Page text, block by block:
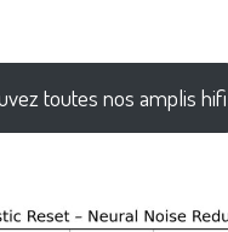
toutes nos amplis hifi